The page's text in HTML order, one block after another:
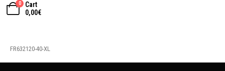
0
Cart
0,00€
FR632120-40-XL